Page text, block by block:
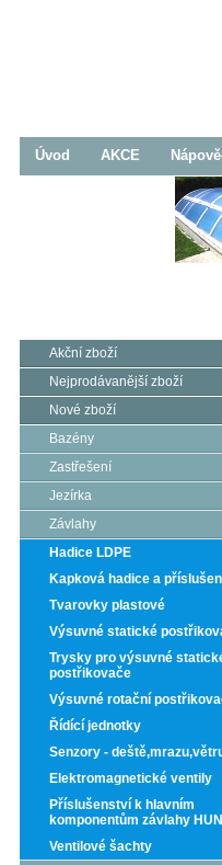
Akční zboží
Nejprodávanější zboží
Nové zboží
Bazény
Zastřešení
Jezírka
Závlahy
Hadice LDPE
Kapková hadice a
Tvarovky plastové
Výsuvné statické
Trysky pro výsuvné
postřikovače
Výsuvné rotační
Řídící jednotky
Senzory -
Elektromagnetické ventily
Příslušenství k hlavním
komponentům závlahy
Ventilové šachty
Úvod AKCE